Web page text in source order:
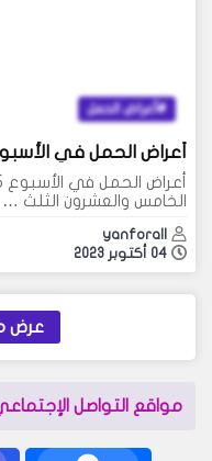
أعراض الحمل
أعراض الحمل في الأسبوع
الخامس والعشرون الثلث …
yanforall
04 أكتوبر 2023
عرض
مواقع التواصل